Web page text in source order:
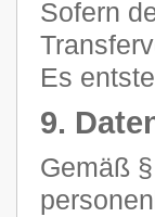
Sofern
Es
9.
Gemäß